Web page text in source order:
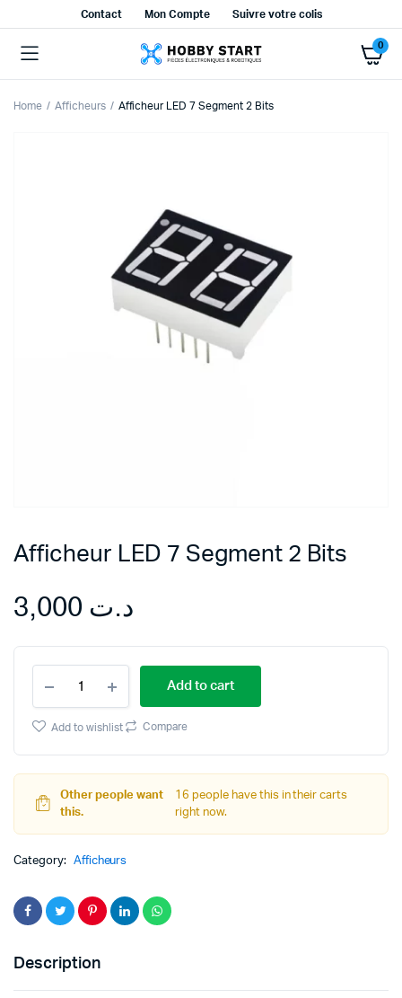
Contact Mon Compte Suivre votre colis
0
Home Afficheurs Afficheur LED 7 Segment 2 Bits
Afficheur LED 7 Segment 2 Bits
د.ت
LED
7
Segment
Bits
quantity
Add to cart
Add to wishlist Compare
Other people want
this.
16 people have this in their carts
right now.
Category: Afficheurs
Description